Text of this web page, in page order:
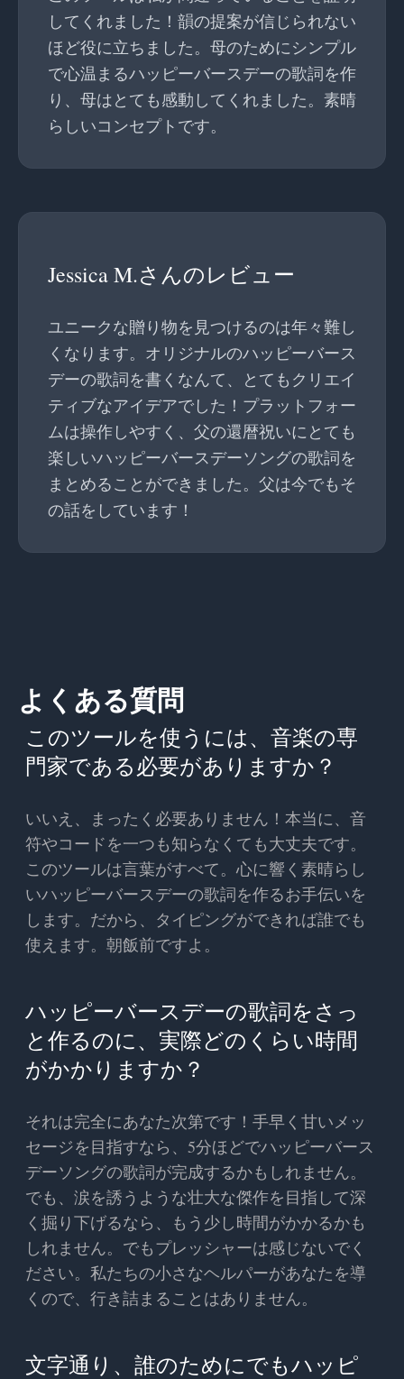
してくれました！韻の提案が信じられない
ほど役に立ちました。母のためにシンプル
で心温まるハッピーバースデーの歌詞を作
り、母はとても感動してくれました。素晴
らしいコンセプトです。
Jessica M.さんのレビュー
ユニークな贈り物を見つけるのは年々難し
くなります。オリジナルのハッピーバース
デーの歌詞を書くなんて、とてもクリエイ
ティブなアイデアでした！プラットフォー
ムは操作しやすく、父の還暦祝いにとても
楽しいハッピーバースデーソングの歌詞を
まとめることができました。父は今でもそ
の話をしています！
よくある質問
このツールを使うには、音楽の専
門家である必要がありますか？
いいえ、まったく必要ありません！本当に、音
符やコードを一つも知らなくても大丈夫です。
このツールは言葉がすべて。心に響く素晴らし
いハッピーバースデーの歌詞を作るお手伝いを
します。だから、タイピングができれば誰でも
使えます。朝飯前ですよ。
ハッピーバースデーの歌詞をさっ
と作るのに、実際どのくらい時間
がかかりますか？
それは完全にあなた次第です！手早く甘いメッ
セージを目指すなら、5分ほどでハッピーバース
デーソングの歌詞が完成するかもしれません。
でも、涙を誘うような壮大な傑作を目指して深
く掘り下げるなら、もう少し時間がかかるかも
しれません。でもプレッシャーは感じないでく
ださい。私たちの小さなヘルパーがあなたを導
くので、行き詰まることはありません。
文字通り、誰のためにでもハッピ